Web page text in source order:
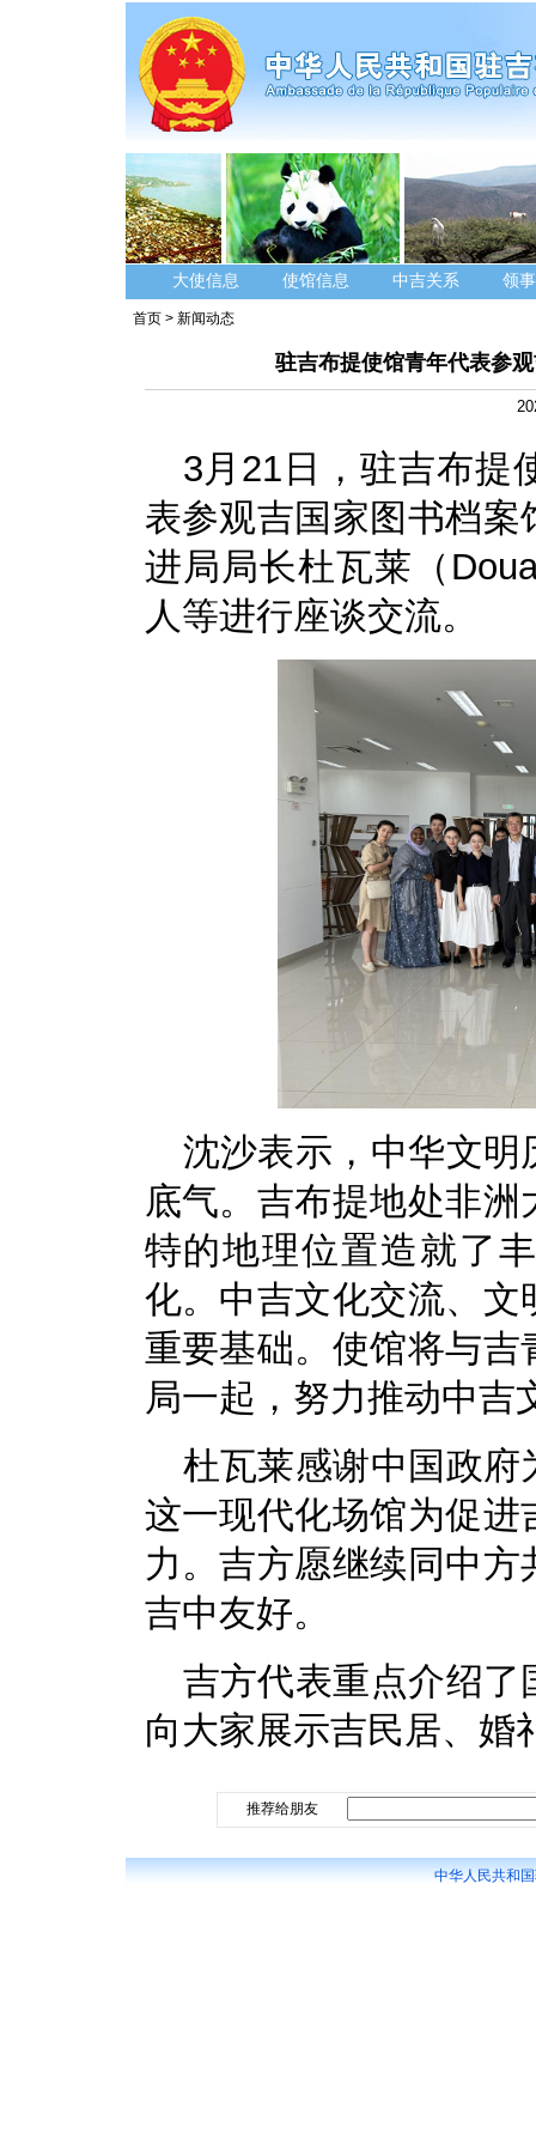
大使信息 使馆信息 中吉关系 领
首页 > 新闻动态
驻吉布提使馆青年代表参
3月21日，驻吉布提
表参观吉国家图书档
进局局长杜瓦莱（
人等进行座谈交流。
沈沙表示，中华文
底气。吉布提地处非
特的地理位置造就了
化。中吉文化交流、
重要基础。使馆将与
局一起，努力推动中吉
杜瓦莱感谢中国政
这一现代化场馆为促
力。吉方愿继续同中
吉中友好。
吉方代表重点介绍
向大家展示吉民居、婚
推荐给朋友
中华人民共和